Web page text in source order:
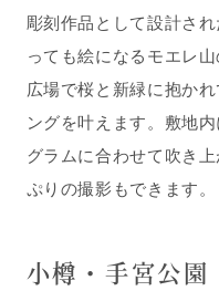
彫刻作品として設計さ
っても絵になるモエレ
広場で桜と新緑に抱か
ングを叶えます。敷地
グラムに合わせて吹き
ぷりの撮影もできます。
小樽・手宮公園